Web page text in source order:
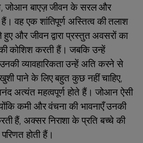
जोआन बाएज़ जीवन के सरल और
वह एक शांतिपूर्ण अस्तित्व की तलाश
और जीवन द्वारा प्रस्तुत अवसरों का
कोशिश करती हैं। जबकि उन्हें
व्यावहारिकता उन्हें अति करने से
पाने के लिए बहुत कुछ नहीं चाहिए,
अत्यंत महत्वपूर्ण होते हैं। जोआन ऐसी
कमी और वंचना की भावनाएँ उनकी
हैं, अक्सर निराशा के प्रति बच्चे की
होती हैं।